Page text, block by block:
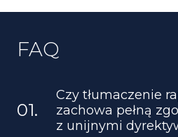
FAQ
Czy tłumaczenie
zachowa pełną
z unijnymi